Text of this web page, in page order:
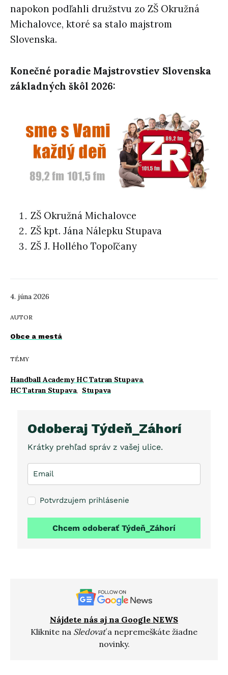
4. júna 2026
AUTOR
Obce a mestá
TÉMY
Handball Academy HC Tatran Stupava,
HC Tatran Stupava, Stupava
napokon podľahli družstvu zo ZŠ Okružná
Michalovce, ktoré sa stalo majstrom
Slovenska.
Konečné poradie Majstrovstiev Slovenska
základných škôl 2026:
ZŠ Okružná Michalovce
ZŠ kpt. Jána Nálepku Stupava
ZŠ J. Hollého Topoľčany
Odoberaj Týdeň_Záhorí
Krátky prehľad správ z vašej ulice.
Potvrdzujem prihlásenie
Chcem odoberať Týdeň_Záhorí
Nájdete nás aj na Google NEWS
Kliknite na Sledovaťa nepremeškáte žiadne
novinky.